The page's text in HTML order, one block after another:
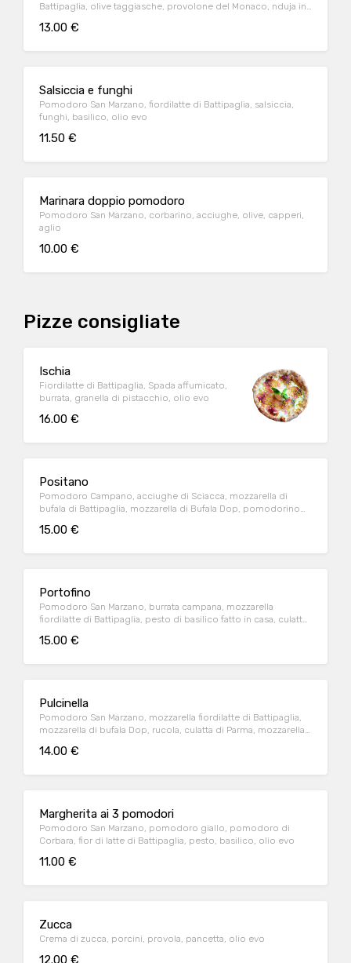
Battipaglia, olive taggiasche, provolone del Monaco, nduja in
13.00 €
Salsiccia e funghi
Pomodoro San Marzano, fiordilatte di Battipaglia, salsiccia,
funghi, basilico, olio evo
11.50 €
Marinara doppio pomodoro
Pomodoro San Marzano, corbarino, acciughe, olive, capperi,
aglio
10.00 €
Pizze consigliate
Ischia
Fiordilatte di Battipaglia, Spada affumicato,
burrata, granella di pistacchio, olio evo
16.00 €
Positano
Pomodoro Campano, acciughe di Sciacca, mozzarella di
bufala di Battipaglia, mozzarella di Bufala Dop, pomodorino
15.00 €
Portofino
Pomodoro San Marzano, burrata campana, mozzarella
fiordilatte di Battipaglia, pesto di basilico fatto in casa, culatta
15.00 €
Pulcinella
Pomodoro San Marzano, mozzarella fiordilatte di Battipaglia,
mozzarella di bufala Dop, rucola, culatta di Parma, mozzarella
14.00 €
Margherita ai 3 pomodori
Pomodoro San Marzano, pomodoro giallo, pomodoro di
Corbara, fior di latte di Battipaglia, pesto, basilico, olio evo
11.00 €
Zucca
Crema di zucca, porcini, provola, pancetta, olio evo
12.00 €